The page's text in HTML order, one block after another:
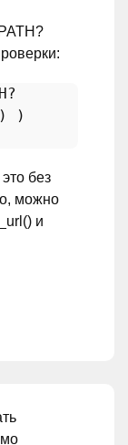
без
можно
и